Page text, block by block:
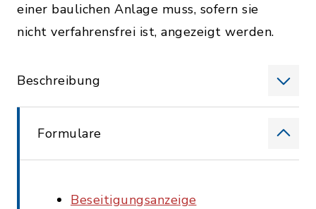
einer baulichen Anlage muss, sofern sie
nicht verfahrensfrei ist, angezeigt werden.
Beschreibung
Formulare
Beseitigungsanzeige